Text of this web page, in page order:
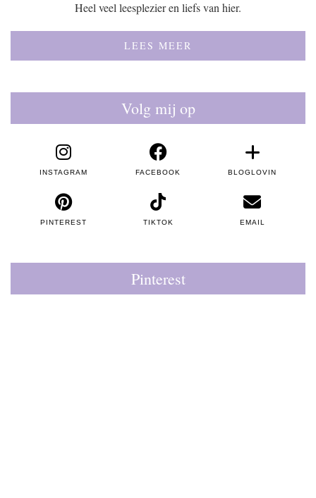
Heel veel leesplezier en liefs van hier.
LEES MEER
Volg mij op
INSTAGRAM FACEBOOK BLOGLOVIN
PINTEREST TIKTOK EMAIL
Pinterest